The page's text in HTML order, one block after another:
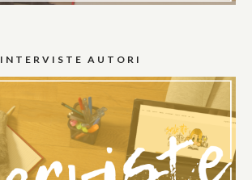
INTERVISTE AUTORI